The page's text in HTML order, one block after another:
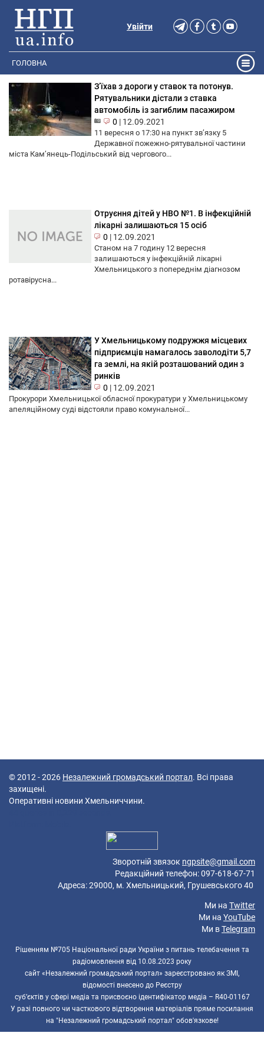
Увійти
ГОЛОВНА
З’їхав з дороги у ставок та потонув.
Рятувальники дістали з ставка
автомобіль із загиблим пасажиром
0 | 12.09.2021
11 вересня о 17:30 на пункт зв’язку 5
Державної пожежно-рятувальної частини
міста Кам’янець-Подільський від чергового...
Отруєння дітей у НВО №1. В інфекційній
лікарні залишаються 15 осіб
0 | 12.09.2021
Станом на 7 годину 12 вересня
залишаються у інфекційній лікарні
Хмельницького з попереднім діагнозом
ротавірусна...
У Хмельницькому подружжя місцевих
підприємців намагалось заволодіти 5,7
га землі, на якій розташований один з
ринків
0 | 12.09.2021
Прокурори Хмельницької обласної прокуратури у Хмельницькому
апеляційному суді відстояли право комунальної...
© 2012 - 2026 Незалежний громадський портал. Всі права
захищені.
Оперативні новини Хмельниччини.
Зворотній звязок ngpsite@gmail.com
Редакційний телефон: 097-618-67-71
Адреса: 29000, м. Хмельницький, Грушевського 40
Ми на Twitter
Ми на YouTube
Ми вTelegram
Рішенням №705 Національної ради України з питань телебачення та
радіомовлення від 10.08.2023 року
сайт «Незалежний громадський портал» зареєстровано як ЗМІ,
відомості внесено до Реєстру
суб’єктів у сфері медіа та присвоєно ідентифікатор медіа – R40-01167
У разі повного чи часткового відтворення матеріалів пряме посилання
на "Незалежний громадський портал" обов'язкове!